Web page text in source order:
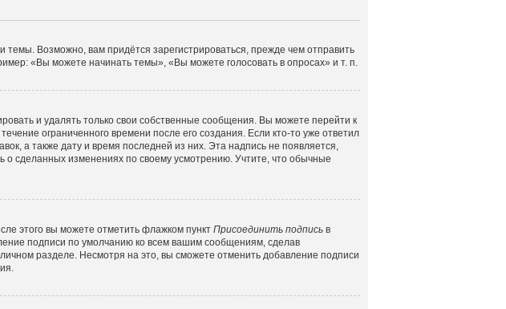
Возможно, вам придётся зарегистрироваться, прежде чем отправить
«Вы можете начинать темы», «Вы можете голосовать в опросах» и т. п.
и удалять только свои собственные сообщения. Вы можете перейти к
ограниченного времени после его создания. Если кто-то уже ответил
а также дату и время последней из них. Эта надпись не появляется,
сделанных изменениях по своему усмотрению. Учтите, что обычные
этого вы можете отметить флажком пункт Присоединить подпись в
подписи по умолчанию ко всем вашим сообщениям, сделав
разделе. Несмотря на это, вы сможете отменить добавление подписи